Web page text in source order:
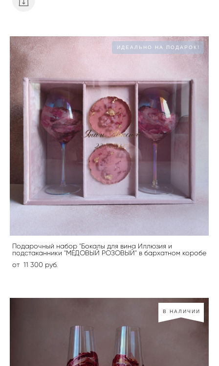
ИДЕАЛЬНО НА ПОДАРОК!
Подарочный набор "Бокалы для вина Иллюзия и
подстаканники "МЕДОВЫЙ РОЗОВЫЙ" в бархатном коробе
от 11 300 pуб.
В НАЛИЧИИ